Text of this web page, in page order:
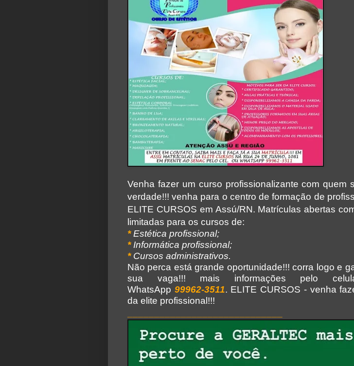
Venha fazer um curso profissionalizante com quem
verdade!!! venha para o centro de formação de
ELITE CURSOS em Assú/RN. Matrículas abertas
limitadas para os cursos de:
*Estética profissional;
*Informática profissional;
*Cursos administrativos.
Não perca está grande oportunidade!!! corra logo e
sua vaga!!! mais informações pelo
WhatsApp 99962-3511. ELITE CURSOS - venha
da elite profissional!!!